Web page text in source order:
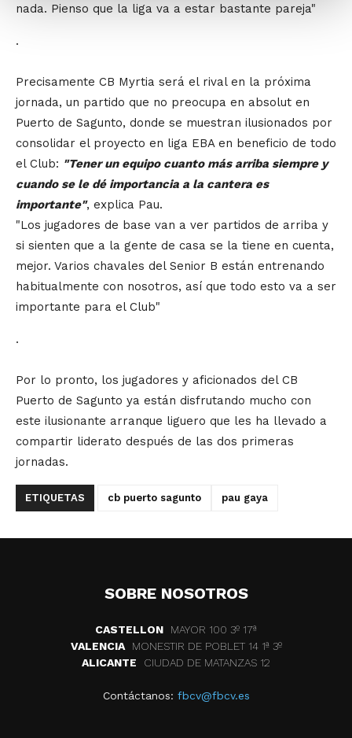
nada. Pienso que la liga va a estar bastante pareja"
.
Precisamente CB Myrtia será el rival en la próxima
jornada, un partido que no preocupa en absolut en
Puerto de Sagunto, donde se muestran ilusionados por
consolidar el proyecto en liga EBA en beneficio de todo
el Club: "Tener un equipo cuanto más arriba siempre y
cuando se le dé importancia a la cantera es
importante", explica Pau.
"Los jugadores de base van a ver partidos de arriba y
si sienten que a la gente de casa se la tiene en cuenta,
mejor. Varios chavales del Senior B están entrenando
habitualmente con nosotros, así que todo esto va a ser
importante para el Club"
.
Por lo pronto, los jugadores y aficionados del CB
Puerto de Sagunto ya están disfrutando mucho con
este ilusionante arranque liguero que les ha llevado a
compartir liderato después de las dos primeras
jornadas.
ETIQUETAS cb puerto sagunto pau gaya
SOBRE NOSOTROS
CASTELLON
MAYOR 100 3º 17ª
VALENCIA
MONESTIR DE POBLET 14 1ª 3º
ALICANTE
CIUDAD DE MATANZAS 12
Contáctanos: fbcv@fbcv.es